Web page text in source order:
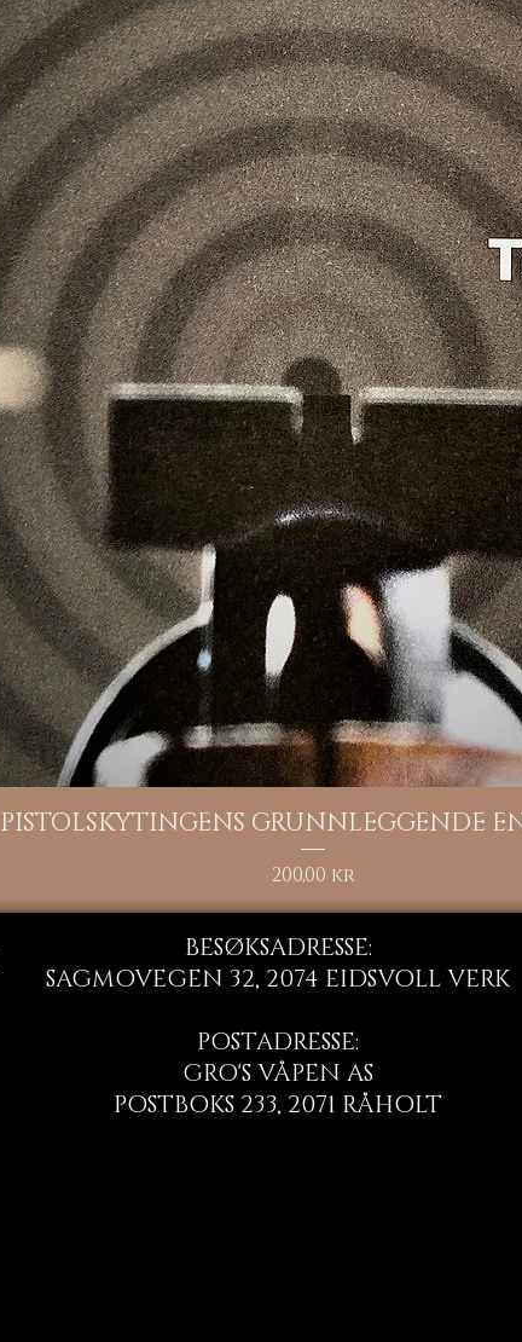
Hurtigvisning
PISTOLSKYTINGENS GRUNNLEGGENDE
Pris
200,00 kr
BESØKSADRESSE:
SAGMOVEGEN 32, 2074 EIDSVOLL VERK
POSTADRESSE:
GRO'S VÅPEN AS
POSTBOKS 233, 2071 RÅHOLT